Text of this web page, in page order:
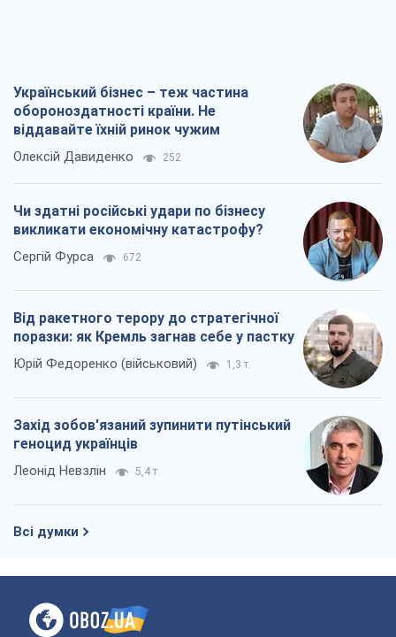
Український бізнес – теж частина
обороноздатності країни. Не
віддавайте їхній ринок чужим
Олексій Давиденко 252
Чи здатні російські удари по бізнесу
викликати економічну катастрофу?
Сергій Фурса 672
Від ракетного терору до стратегічної
поразки: як Кремль загнав себе у пастку
Юрій Федоренко (військовий) 1,3 т.
Захід зобов'язаний зупинити путінський
геноцид українців
Леонід Невзлін 5,4 т.
Всі думки